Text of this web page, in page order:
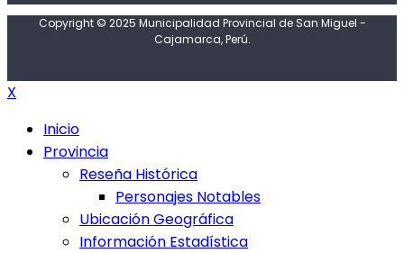
Copyright © 2025 Municipalidad Provincial de San Miguel -
Cajamarca, Perú.
X
Inicio
Provincia
Reseña Histórica
Personajes Notables
Ubicación Geográfica
Información Estadística